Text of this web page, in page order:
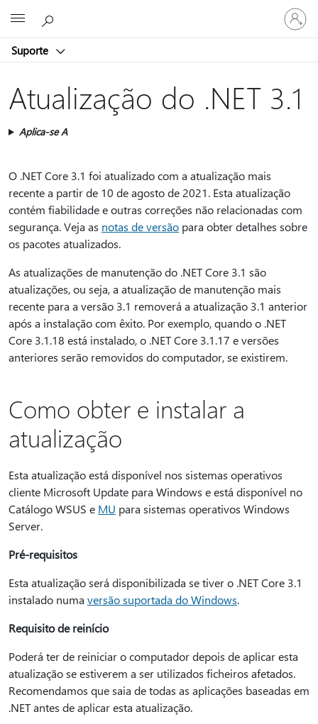
Suporte
Iniciar
sessão
na
Atualização do .NET 3.1
Aplica-se A
O .NET Core 3.1 foi atualizado com a atualização mais
recente a partir de 10 de agosto de 2021. Esta atualização
contém fiabilidade e outras correções não relacionadas com
segurança. Veja as notas de versão para obter detalhes sobre
os pacotes atualizados.
As atualizações de manutenção do .NET Core 3.1 são
atualizações, ou seja, a atualização de manutenção mais
recente para a versão 3.1 removerá a atualização 3.1 anterior
após a instalação com êxito. Por exemplo, quando o .NET
Core 3.1.18 está instalado, o .NET Core 3.1.17 e versões
anteriores serão removidos do computador, se existirem.
Como obter e instalar a
atualização
Esta atualização está disponível nos sistemas operativos
cliente Microsoft Update para Windows e está disponível no
Catálogo WSUS e MU para sistemas operativos Windows
Server.
Pré-requisitos
Esta atualização será disponibilizada se tiver o .NET Core 3.1
instalado numa versão suportada do Windows.
Requisito de reinício
Poderá ter de reiniciar o computador depois de aplicar esta
atualização se estiverem a ser utilizados ficheiros afetados.
Recomendamos que saia de todas as aplicações baseadas em
.NET antes de aplicar esta atualização.